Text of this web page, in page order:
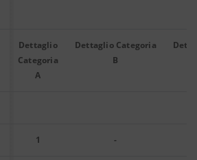
Dettaglio
Categoria
A
Dettaglio Categoria
B
1 -